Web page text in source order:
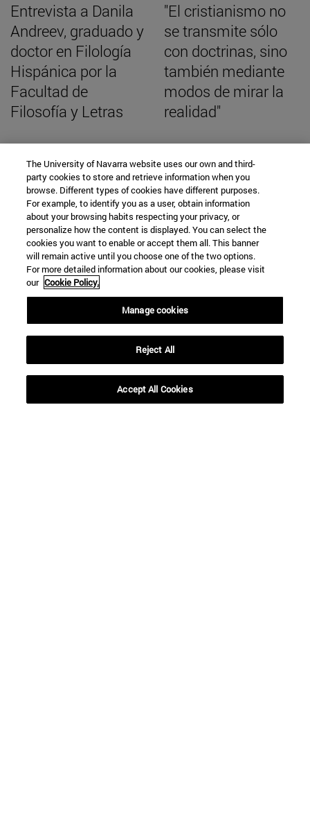
Entrevista a Danila
Andreev, graduado y
doctor en Filología
Hispánica por la
Facultad de
Filosofía y Letras
"El cristianismo no
se transmite sólo
con doctrinas, sino
también mediante
modos de mirar la
realidad"
BUSCADOR NOTICIAS
Desde
Hasta
The University of Navarra website uses our own and third-
party cookies to store and retrieve information when you
browse. Different types of cookies have different purposes.
For example, to identify you as a user, obtain information
about your browsing habits respecting your privacy, or
personalize how the content is displayed. You can select the
cookies you want to enable or accept them all. This banner
will remain active until you choose one of the two options.
For more detailed information about our cookies, please visit
our Cookie Policy.
Manage cookies
Reject All
Accept All Cookies